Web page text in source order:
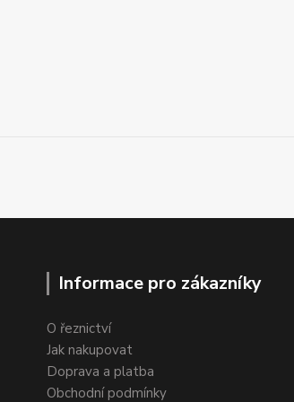
Informace pro zákazníky
O řeznictví
Jak nakupovat
Doprava a platba
Obchodní podmínky